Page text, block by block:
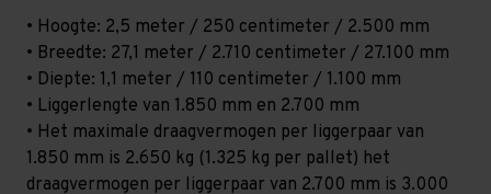
• Hoogte: 2,5 meter / 250 centimeter / 2.500 mm
• Breedte: 27,1 meter / 2.710 centimeter / 27.100 mm
• Diepte: 1,1 meter / 110 centimeter / 1.100 mm
• Liggerlengte van 1.850 mm en 2.700 mm
• Het maximale draagvermogen per liggerpaar van
1.850 mm is 2.650 kg (1.325 kg per pallet) het
draagvermogen per liggerpaar van 2.700 mm is 3.000